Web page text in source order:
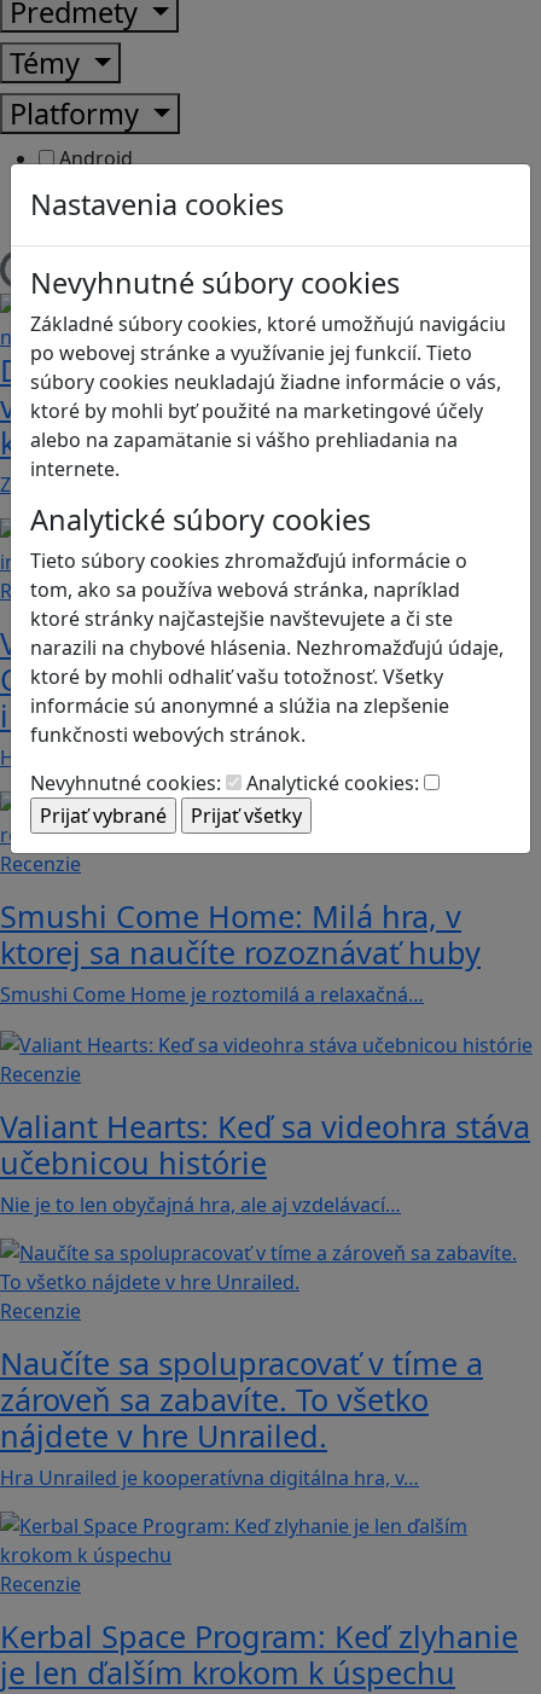
Nastavenia cookies
Nevyhnutné súbory cookies
Základné súbory cookies, ktoré umožňujú navigáciu
po webovej stránke a využívanie jej funkcií. Tieto
súbory cookies neukladajú žiadne informácie o vás,
ktoré by mohli byť použité na marketingové účely
alebo na zapamätanie si vášho prehliadania na
internete.
Analytické súbory cookies
Tieto súbory cookies zhromažďujú informácie o
tom, ako sa používa webová stránka, napríklad
ktoré stránky najčastejšie navštevujete a či ste
narazili na chybové hlásenia. Nezhromažďujú údaje,
ktoré by mohli odhaliť vašu totožnosť. Všetky
informácie sú anonymné a slúžia na zlepšenie
funkčnosti webových stránok.
Nevyhnutné cookies:
Analytické cookies:
Predmety
Témy
Platformy
Android
Herná konzola
Stolové, kartové
Načítam blogy
Dobrodružstvá Mimi a Lízy vo
videohre? Dvojica neoddeliteľných
kamarátok už aj ako herné postavy
Značku Mimi a Líza by sme mohli označiť priam za…
Recenzie
Vzdelávacie dobrodružstvo:
Objavujte svet zvierat cez
interaktívnu hru Jak zvířata fungují?
Hra „Jak zvířata fungují“ otvára deťom…
Recenzie
Smushi Come Home: Milá hra, v
ktorej sa naučíte rozoznávať huby
Smushi Come Home je roztomilá a relaxačná…
Recenzie
Valiant Hearts: Keď sa videohra stáva
učebnicou histórie
Nie je to len obyčajná hra, ale aj vzdelávací…
Recenzie
Naučíte sa spolupracovať v tíme a
zároveň sa zabavíte. To všetko
nájdete v hre Unrailed.
Hra Unrailed je kooperatívna digitálna hra, v…
Recenzie
Kerbal Space Program: Keď zlyhanie
je len ďalším krokom k úspechu